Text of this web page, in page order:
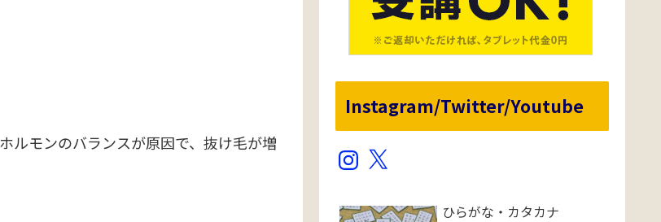
ルモンのバランスが原因で、抜け毛が増
Instagram/Twitter/Youtube
Instagram
X
ひらがな・カタカナ